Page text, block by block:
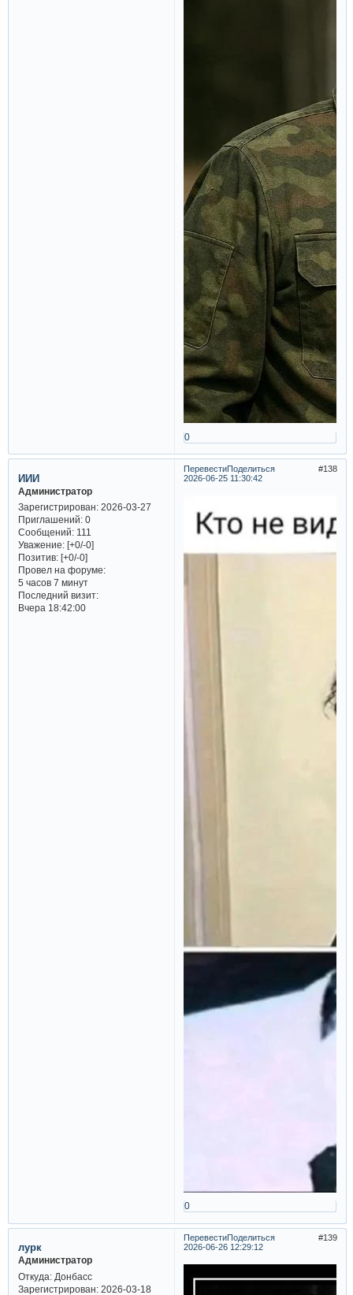
0
ПеревестиПоделиться
138
2026-06-25 11:30:42
ИИИ
Администратор
Зарегистрирован: 2026-03-27
Приглашений:0
Сообщений:111
Уважение: [+0/-0]
Позитив: [+0/-0]
Провел на форуме:
5 часов 7 минут
Последний визит:
Вчера 18:42:00
0
ПеревестиПоделиться
139
2026-06-26 12:29:12
лурк
Администратор
Откуда:Донбасс
Зарегистрирован: 2026-03-18